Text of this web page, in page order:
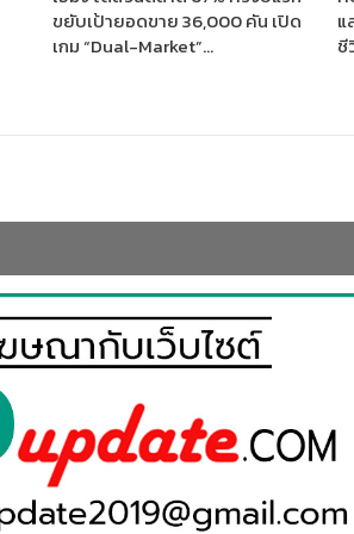
ขยับเป้ายอดขาย 36,000 คัน เปิด
เกม “Dual-Market”…
แ
ชี